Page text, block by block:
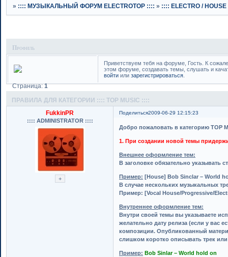
» :::: МУЗЫКАЛЬНЫЙ ФОРУМ ELECTROTOP :::: » :::: ELECTRO /
Профиль
Приветствуем тебя на форуме, Гость. К
этом форуме, создавать темы, слушать и
войти или зарегистрироваться
ПРАВИЛА ДЛЯ КАТЕГОРИИ :::: TOP MUSIC ::::
Страница:1
Поделиться2009-06-29 12:15:23
FukkinPR
:::: ADMINISTRATOR ::::
Добро пожаловать в категорию TOP
1. При создании новой темы
Внешнее оформление тем:
В заголовке обязательно указывать
Пример: [House] Bob Sinclar – World
В случае нескольких музыкальных
Пример: [Vocal House/Progressive/
Внутреннее оформление тем:
Внутри своей темы вы указываете
желательно дату релиза (если у вас
композиции. Опубликованный
слишком коротко описывать трек
Пример: Bob Sinlar – World hold on